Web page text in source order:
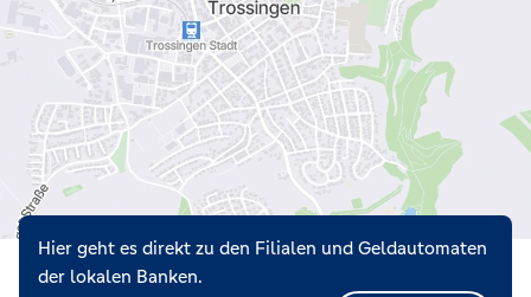
Hier geht es direkt zu den Filialen und Geldautomaten
der lokalen Banken.